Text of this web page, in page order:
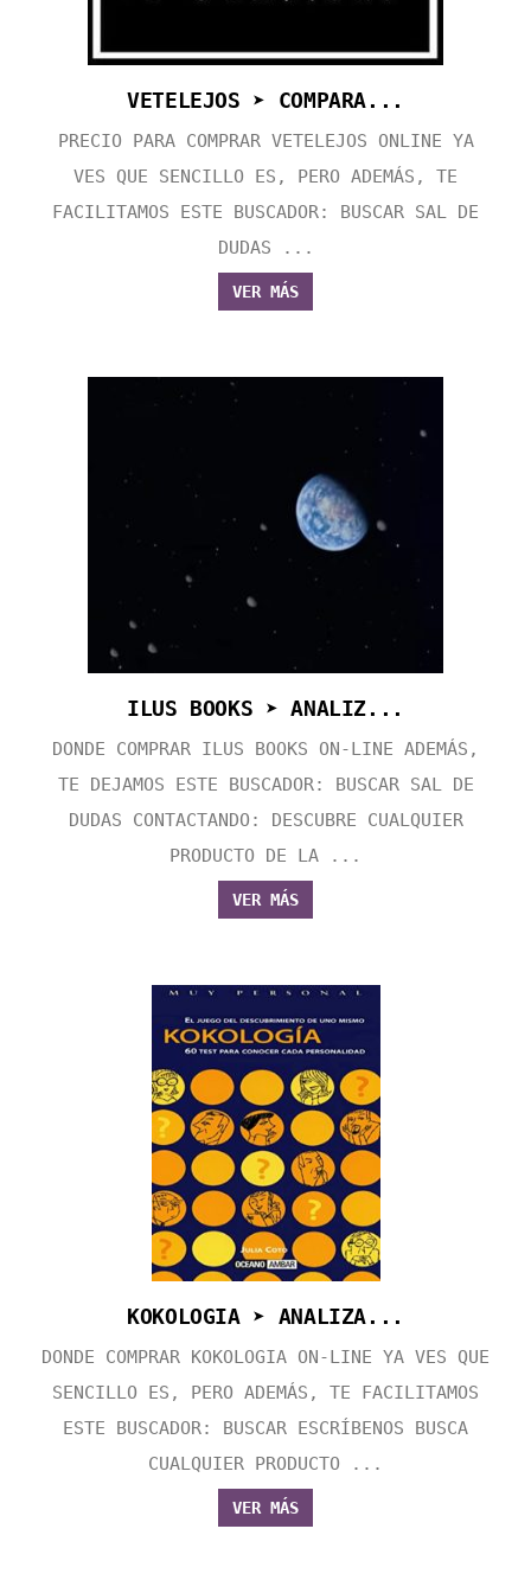
VETELEJOS ➤ COMPARA...
PRECIO PARA COMPRAR VETELEJOS ONLINE YA
VES QUE SENCILLO ES, PERO ADEMÁS, TE
FACILITAMOS ESTE BUSCADOR: BUSCAR SAL DE
DUDAS ...
VER MÁS
ILUS BOOKS ➤ ANALIZ...
DONDE COMPRAR ILUS BOOKS ON-LINE ADEMÁS,
TE DEJAMOS ESTE BUSCADOR: BUSCAR SAL DE
DUDAS CONTACTANDO: DESCUBRE CUALQUIER
PRODUCTO DE LA ...
VER MÁS
KOKOLOGIA ➤ ANALIZA...
DONDE COMPRAR KOKOLOGIA ON-LINE YA VES QUE
SENCILLO ES, PERO ADEMÁS, TE FACILITAMOS
ESTE BUSCADOR: BUSCAR ESCRÍBENOS BUSCA
CUALQUIER PRODUCTO ...
VER MÁS